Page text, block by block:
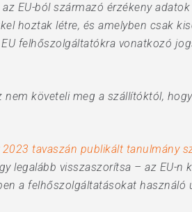
EU-ból származó érzékeny adatok
hoztak létre, és amelyben csak
felhőszolgáltatókra vonatkozó
követeli meg a szállítóktól,
2023 tavaszán publikált tanulmány
legalább visszaszorítsa – az EU-n
a felhőszolgáltatásokat használó